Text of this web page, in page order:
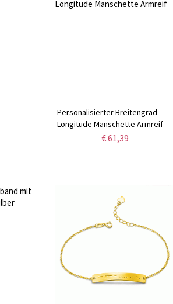
Personalisierter Breitengrad
Longitude Manschette Armreif
€ 61,39